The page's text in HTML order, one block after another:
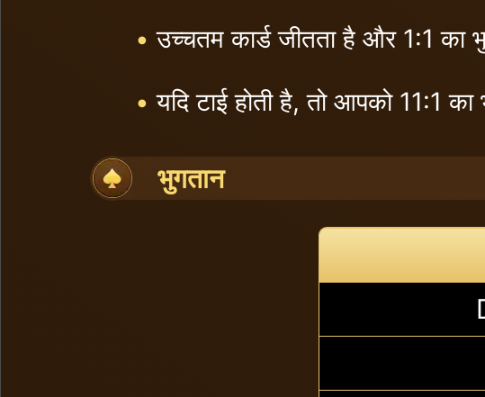
• उच्चतम कार्ड जीतता है और 1:1 का
• यदि टाई होती है, तो आपको 11:1 का
भुगतान